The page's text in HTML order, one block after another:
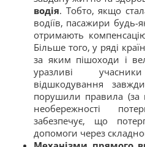
водія. Тобто, якщо
водіїв, пасажири будь-
отримають
Більше того, у ряді
за яким пішоходи і
уразливі
відшкодування
порушили правила (за
необережності
забезпечує, що
допомоги через